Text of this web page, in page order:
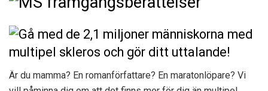
Är du mamma? En romanförfattare? En maratonlöpare? Vi